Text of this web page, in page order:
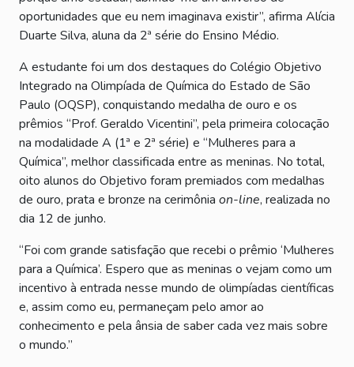
oportunidades que eu nem imaginava existir”, afirma Alícia
Duarte Silva, aluna da 2ª série do Ensino Médio.
A estudante foi um dos destaques do Colégio Objetivo
Integrado na Olimpíada de Química do Estado de São
Paulo (OQSP), conquistando medalha de ouro e os
prêmios “Prof. Geraldo Vicentini”, pela primeira colocação
na modalidade A (1ª e 2ª série) e “Mulheres para a
Química”, melhor classificada entre as meninas. No total,
oito alunos do Objetivo foram premiados com medalhas
de ouro, prata e bronze na cerimônia on-line, realizada no
dia 12 de junho.
“Foi com grande satisfação que recebi o prêmio ‘Mulheres
para a Química’. Espero que as meninas o vejam como um
incentivo à entrada nesse mundo de olimpíadas científicas
e, assim como eu, permaneçam pelo amor ao
conhecimento e pela ânsia de saber cada vez mais sobre
o mundo.”